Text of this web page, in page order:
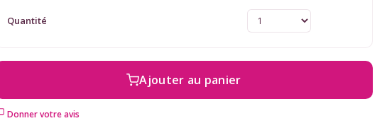
Quantité
Ajouter au panier
Donner votre avis